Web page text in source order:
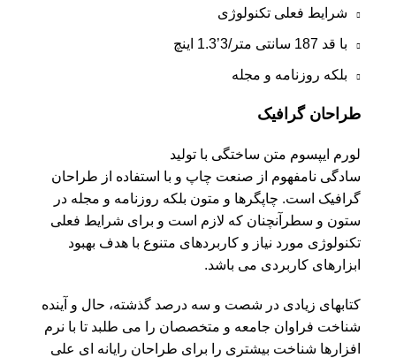
شرایط فعلی تکنولوژی
با قد 187 سانتی متر/3’1.3 اینچ
بلکه روزنامه و مجله
طراحان گرافیک
لورم ایپسوم متن ساختگی با تولید
سادگی نامفهوم از صنعت چاپ و با استفاده از طراحان
گرافیک است. چاپگرها و متون بلکه روزنامه و مجله در
ستون و سطرآنچنان که لازم است و برای شرایط فعلی
تکنولوژی مورد نیاز و کاربردهای متنوع با هدف بهبود
ابزارهای کاربردی می باشد.
کتابهای زیادی در شصت و سه درصد گذشته، حال و آینده
شناخت فراوان جامعه و متخصصان را می طلبد تا با نرم
افزارها شناخت بیشتری را برای طراحان رایانه ای علی